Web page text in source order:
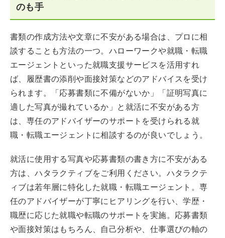
のも手
書類の作成方法や文章に不安がある場合は、プロに相
談することも方法の一つ。ハローワークや就職・転職
エージェントといった就職支援サービスを活用すれ
ば、履歴書の添削や面接対策などのアドバイスを受け
られます。「応募書類に不備がないか」「証明写真に
適した写真が撮れているか」と就活に不安がある方
は、専任のアドバイザーのサポートを受けられる就
職・転職エージェントに相談するのが良いでしょう。
就活に使用する写真や応募書類の書き方に不安がある
方は、ハタラクティブをご利用ください。ハタラクテ
ィブは若年層に特化した就職・転職エージェント。専
任のアドバイザーが丁寧にヒアリングを行い、学歴・
職歴に応じた就職や転職のサポートを実施。応募書類
や面接対策はもちろん、自己分析や、仕事選びの軸の